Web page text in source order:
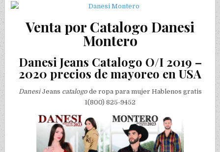
Venta por Catalogo Danesi
Montero
Danesi Jeans Catalogo O/I 2019 –
2020 precios de mayoreo en USA
DanesiJeans catalogode ropa para mujer Hablenos gratis
1(800) 825-9452